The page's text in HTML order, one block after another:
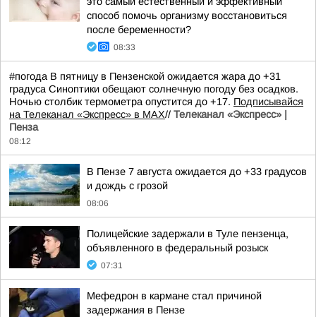
способ помочь организму восстановиться
после беременности?
08:33
#погода В пятницу в Пензенской ожидается жара до +31
градуса Синоптики обещают солнечную погоду без осадков.
Ночью столбик термометра опустится до +17. Подписывайся
на Телеканал «Экспресс» в MAX// Телеканал «Экспресс» |
Пенза
08:12
В Пензе 7 августа ожидается до +33 градусов
и дождь с грозой
08:06
Полицейские задержали в Туле пензенца,
объявленного в федеральный розыск
07:31
Мефедрон в кармане стал причиной
задержания в Пензе